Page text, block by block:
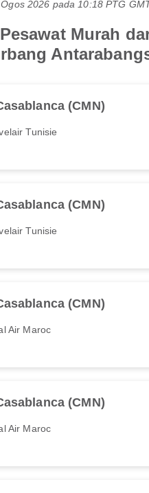
2026 pada 10:18 PTG
Murah
(CMN)
Tunisie
(CMN)
Tunisie
(CMN)
Air Maroc
(CMN)
Air Maroc